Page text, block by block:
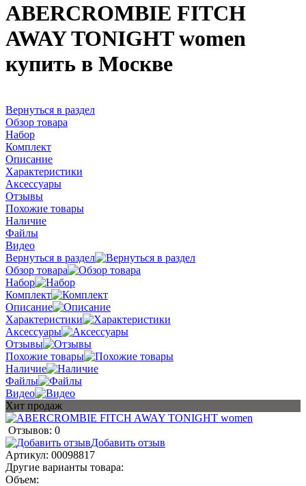
ABERCROMBIE FITCH
AWAY TONIGHT women
купить в Москве
Вернуться в раздел
Обзор товара
Набор
Комплект
Описание
Характеристики
Аксессуары
Отзывы
Похожие товары
Наличие
Файлы
Видео
Вернуться в раздел
Обзор товара
Набор
Комплект
Описание
Характеристики
Аксессуары
Отзывы
Похожие товары
Наличие
Файлы
Видео
Хит продаж
Отзывов: 0
Добавить отзыв
Артикул: 00098817
Другие варианты товара:
Объем: